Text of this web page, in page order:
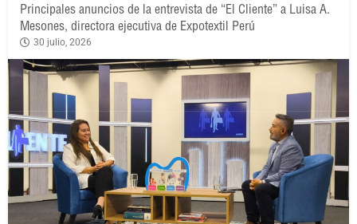
Principales anuncios de la entrevista de “El Cliente” a Luisa A.
Mesones, directora ejecutiva de Expotextil Perú
30 julio, 2026